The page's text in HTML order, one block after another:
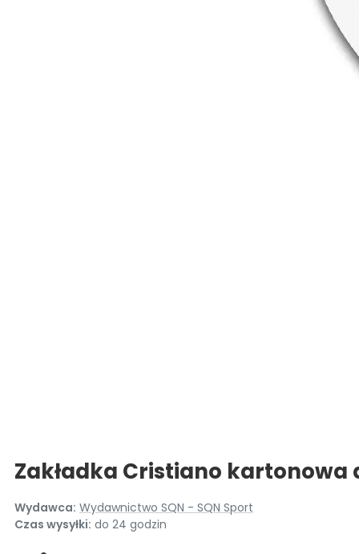
Zakładka Cristiano
Wydawca: Wydawnictwo SQN - SQN Sport
Czas wysyłki: do 24 godzin